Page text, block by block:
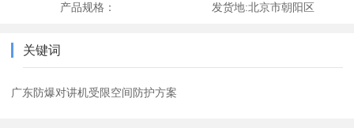
产品规格： 发货地:北京市朝阳区
关键词
广东防爆对讲机受限空间防护方案